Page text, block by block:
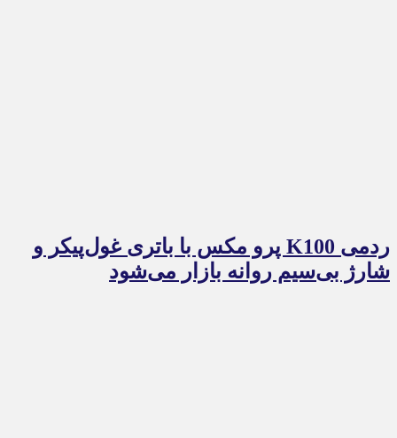
ردمی K100 پرو مکس با باتری غول‌پیکر و
شارژ بی‌سیم روانه بازار می‌شود